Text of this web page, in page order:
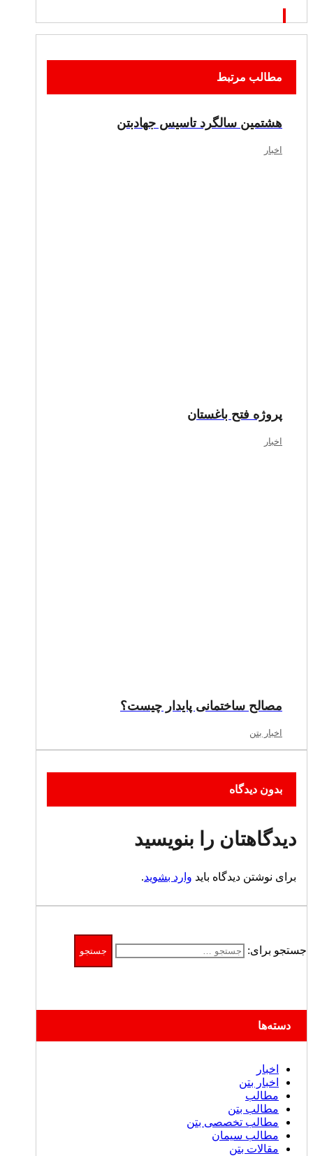
مطالب مرتبط
هشتمین سالگرد تاسیس جهادبتن
اخبار
پروژه فتح باغستان
اخبار
مصالح ساختمانی پایدار چیست؟
اخبار بتن
بدون دیدگاه
دیدگاهتان را بنویسید
برای نوشتن دیدگاه باید وارد بشوید.
جستجو برای:
دسته‌ها
اخبار
اخبار بتن
مطالب
مطالب بتن
مطالب تخصصی بتن
مطالب سیمان
مقالات بتن